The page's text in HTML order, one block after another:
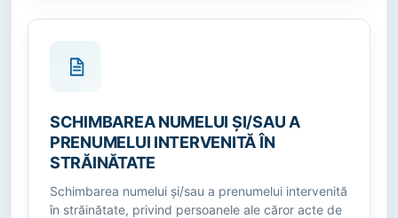
SCHIMBAREA NUMELUI ȘI/SAU A
PRENUMELUI INTERVENITĂ ÎN
STRĂINĂTATE
Schimbarea numelui şi/sau a prenumelui intervenită
în străinătate, privind persoanele ale căror acte de